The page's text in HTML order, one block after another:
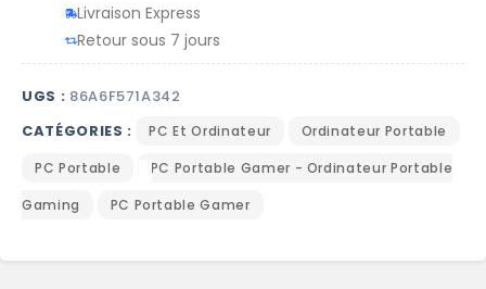
Livraison Express
Retour sous 7 jours
UGS : 86A6F571A342
CATÉGORIES :
PC Et Ordinateur
Ordinateur Portable
PC Portable
PC Portable Gamer - Ordinateur Portable
Gaming
PC Portable Gamer